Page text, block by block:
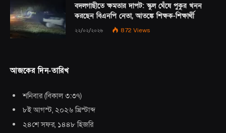
বদলগাছীতে ক্ষমতার দাপট: স্কুল ঘেঁষে পুকুর খনন
করছেন বিএনপি নেতা, আতঙ্কে শিক্ষক-শিক্ষার্থী
২২/০২/২০২৬ 872 Views
আজকের দিন-তারিখ
শনিবার(বিকাল ৩:৩৭)
৮ই আগস্ট, ২০২৬ খ্রিস্টাব্দ
২৪শে সফর, ১৪৪৮ হিজরি